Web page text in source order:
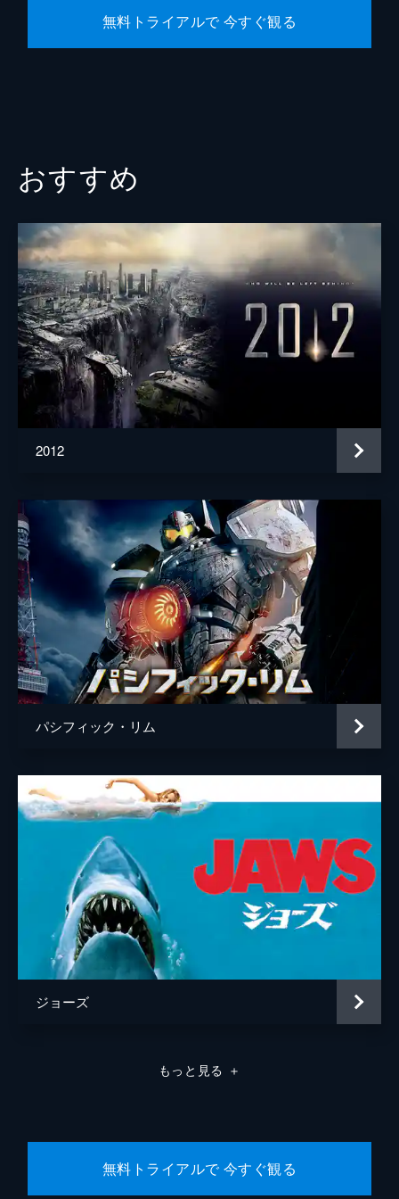
無料トライアルで 今すぐ観る
おすすめ
2012
パシフィック・リム
ジョーズ
もっと見る ＋
無料トライアルで 今すぐ観る